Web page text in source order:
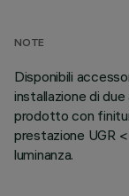
NOTE
Disponibili
installazione di
prodotto con
prestazione UGR
luminanza.